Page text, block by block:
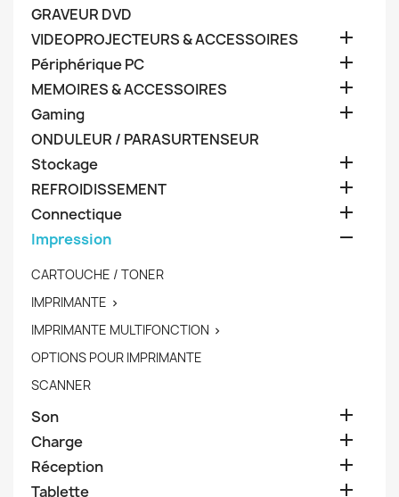
GRAVEUR DVD
VIDEOPROJECTEURS & ACCESSOIRES

Périphérique PC 
MEMOIRES & ACCESSOIRES 
Gaming 
ONDULEUR / PARASURTENSEUR
Stockage

REFROIDISSEMENT 
Connectique 
Impression 
CARTOUCHE / TONER
IMPRIMANTE 
IMPRIMANTE MULTIFONCTION 
OPTIONS POUR IMPRIMANTE
SCANNER
Son 
Charge 
Réception 
Tablette 